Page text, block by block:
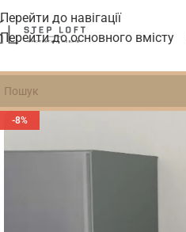
Перейти до навігації
Перейти до основного вмісту
-8%